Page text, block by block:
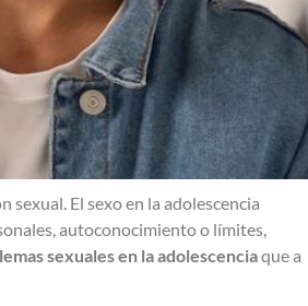
sexual. El sexo en la adolescencia
autoconocimiento o límites,
sexuales en la adolescenciaque a